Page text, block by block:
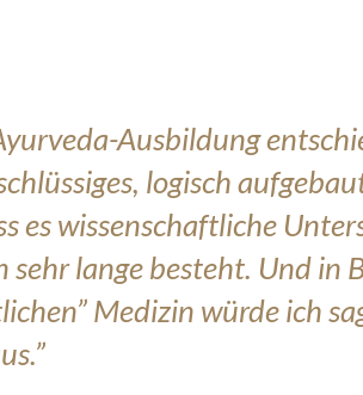
Ausbildung
logisch
es wissenschaftliche
sehr lange besteht. Und in
Medizin würde ich